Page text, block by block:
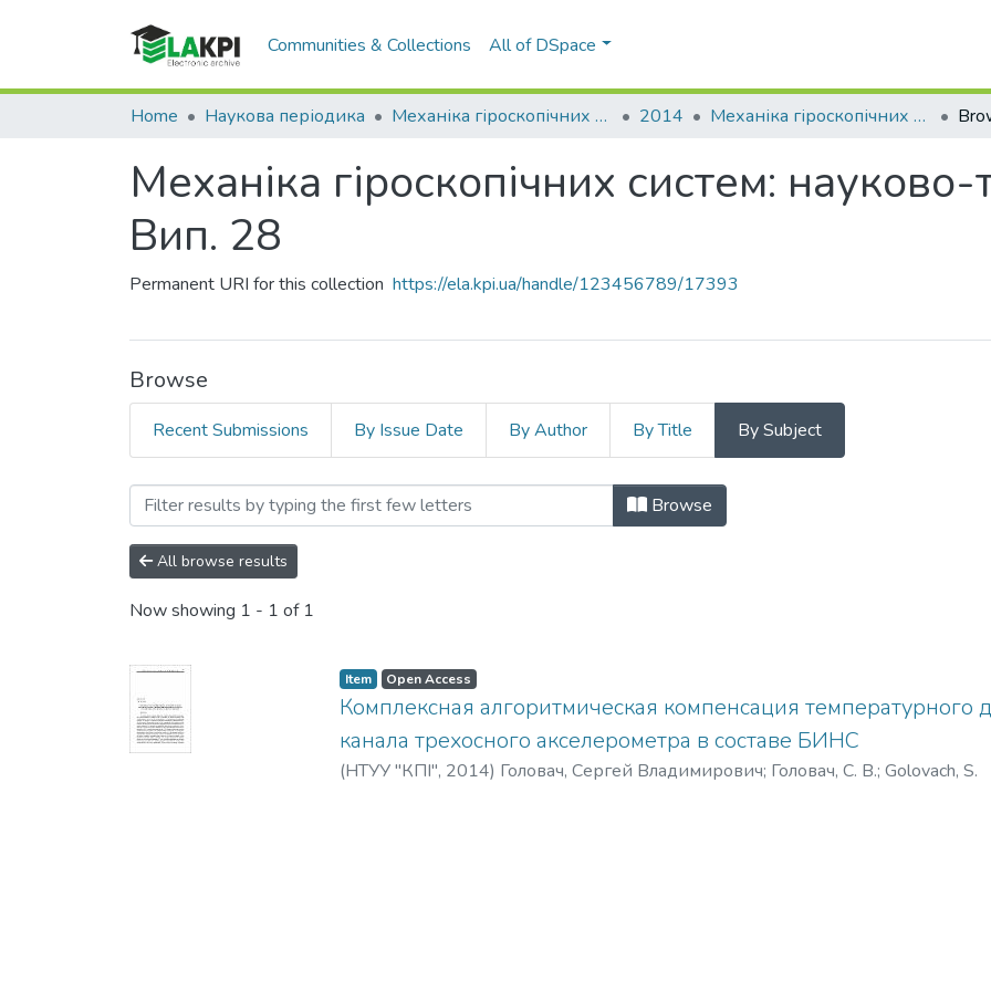
Communities & Collections All of DSpace
Home Наукова періодика Механіка гіроскопічних систем 2014 Механіка гіроскопічних систем: науково-технічний збірник, Вип. 28
Механіка гіроскопічних систем: науково-
Вип. 28
Permanent URI for this collection https://ela.kpi.ua/handle/123456789/17393
Browse
Recent Submissions By Issue Date By Author By Title By Subject
Browsing Механіка гіроскопічних систем: науково-
Browse
All browse results
Now showing 1 - 1 of 1
Item Open Access
Комплексная алгоритмическая компенсация температурного
канала трехосного акселерометра в составе БИНС
(НТУУ "КПІ", 2014) Головач, Сергей Владимирович; Головач, С. В.; Golovach, S.